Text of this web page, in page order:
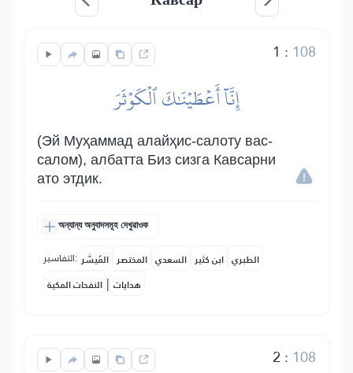
1 : 108
إِنَّآ أَعۡطَيۡنَٰكَ ٱلۡكَوۡثَرَ
(Эй Муҳаммад алайҳис-салоту вас-
салом), албатта Биз сизга Кавсарни
ато этдик.
অন্যান্য অনুবাদসমূহ দেখুৱাওক
التفاسير: المُيسَّر المختصر السعدي ابن كثير الطبري
النفحات المكية | هدايات
2 : 108